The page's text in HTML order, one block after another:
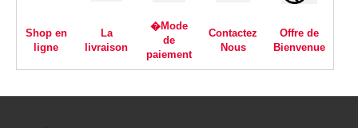
Shop en
ligne
La
livraison
�Mode
de
paiement
Contactez
Nous
Offre de
Bienvenue